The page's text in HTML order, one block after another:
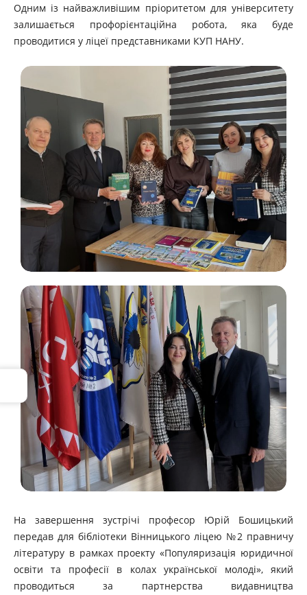
Одним із найважливішим пріоритетом для університету
залишається профорієнтаційна робота, яка буде
проводитися у ліцеї представниками КУП НАНУ.
На завершення зустрічі професор Юрій Бошицький
передав для бібліотеки Вінницького ліцею №2 правничу
літературу в рамках проекту «Популяризація юридичної
освіти та професії в колах української молоді», який
проводиться за партнерства видавництва